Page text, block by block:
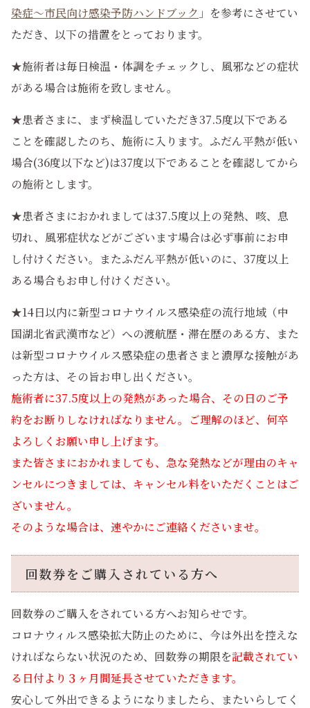
染症～市民向け感染予防ハンドブック 」を参考にさせてい
ただき、以下の措置をとっております。
★施術者は毎日検温・体調をチェックし、風邪などの症状
がある場合は施術を致しません。
★患者さまに、まず検温していただき37.5度以下である
ことを確認したのち、施術に入ります。ふだん平熱が低い
場合(36度以下など)は37度以下であることを確認してから
の施術とします。
★患者さまにおかれましては37.5度以上の発熱、咳、息
切れ、風邪症状などがございます場合は必ず事前にお申
し付けください。またふだん平熱が低いのに、37度以上
ある場合もお申し付けください。
★14日以内に新型コロナウイルス感染症の流行地域（中
国湖北省武漢市など）への渡航歴・滞在歴のある方、また
は新型コロナウイルス感染症の患者さまと濃厚な接触があ
った方は、その旨お申し出ください。
施術者に37.5度以上の発熱があった場合、その日のご予
約をお断りしなければなりません。ご理解のほど、何卒
よろしくお願い申し上げます。
また皆さまにおかれましても、急な発熱などが理由のキャ
ンセルにつきましては、キャンセル料をいただくことはご
ざいません。
そのような場合は、速やかにご連絡くださいませ。
回数券をご購入されている方へ
回数券のご購入をされている方へお知らせです。
コロナウィルス感染拡大防止のために、今は外出を控えな
ければならない状況のため、回数券の期限を記載されてい
る日付より３ヶ月間延長させていただきます。
安心して外出できるようになりましたら、またいらしてく